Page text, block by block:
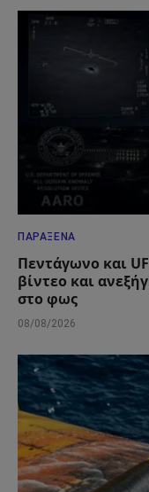
ΠΑΡΆΞΕΝΑ
Πεντάγωνο και
βίντεο και
στο φως
08/08/2026